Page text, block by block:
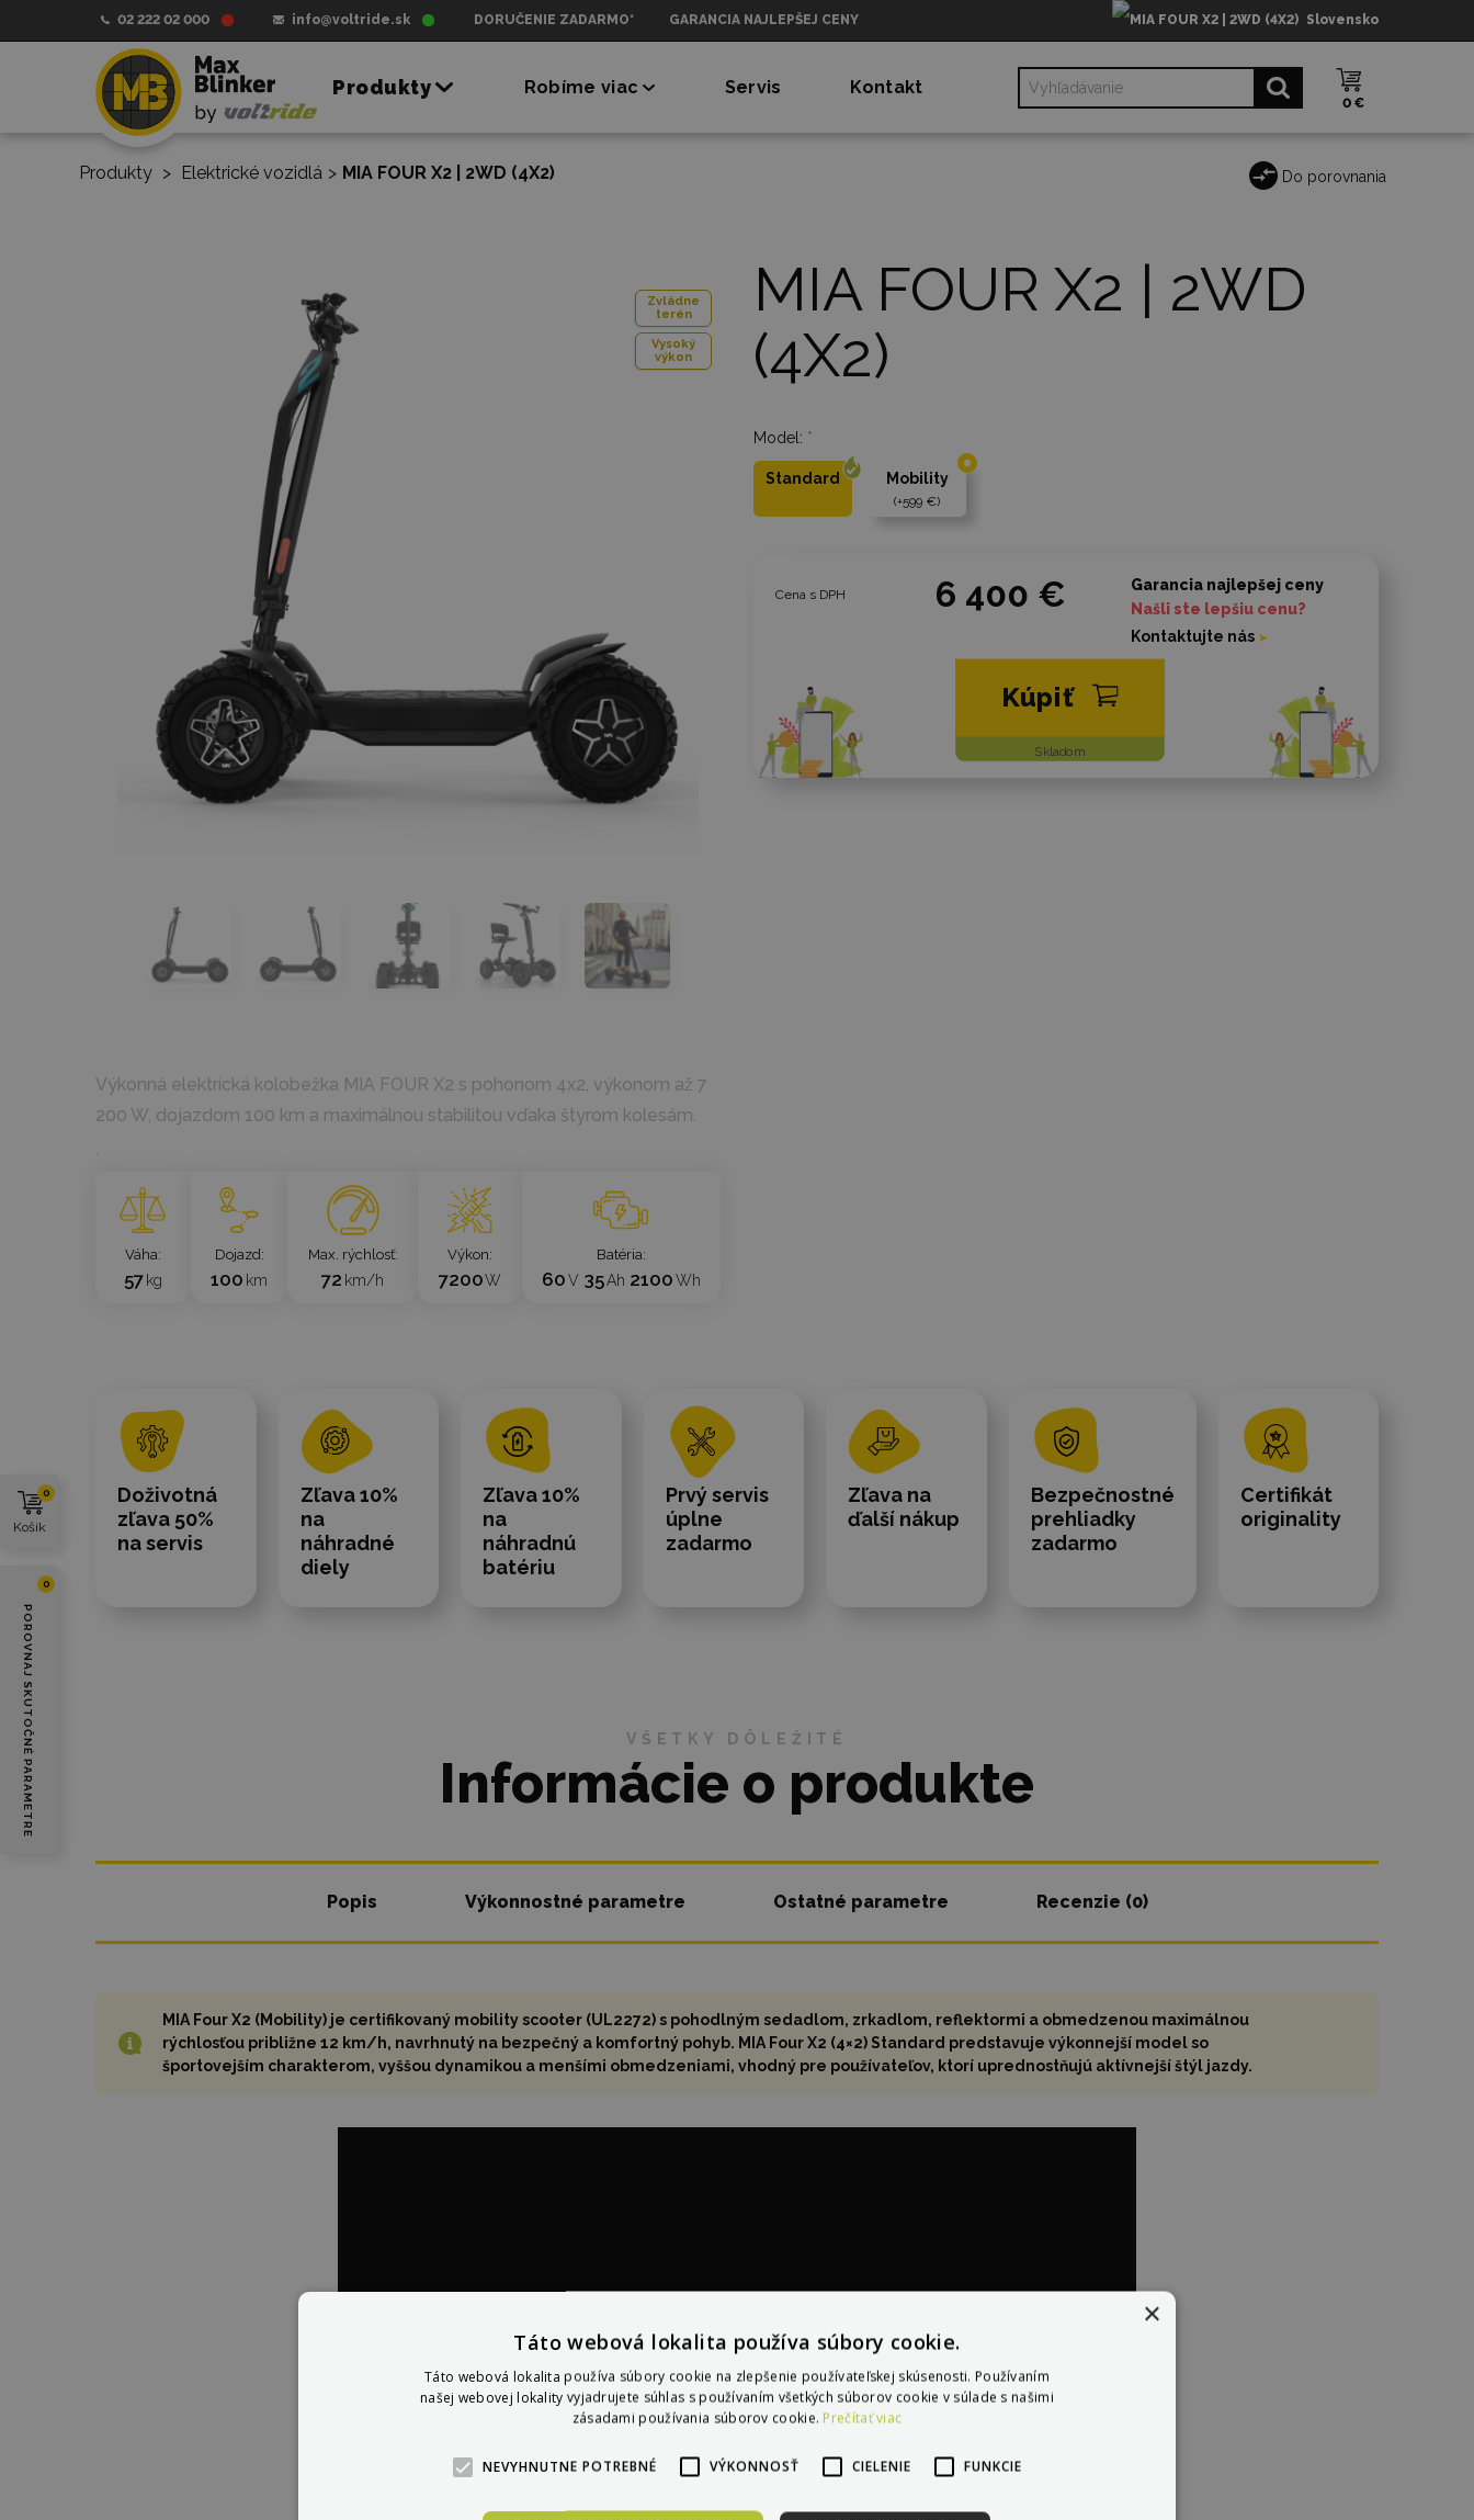
02 222 02 000 info@voltride.sk DORUČENIE ZADARMO* GARANCIA NAJLEPŠEJ CENY Slovensko
Produkty Robíme viac Servis Kontakt
0 €
Produkty > Elektrické vozidlá > MIA FOUR X2 | 2WD (4X2) Do porovnania
Zvládne
terén
Vysoký
výkon
Výkonná elektrická kolobežka MIA FOUR X2 s pohonom 4x2, výkonom až 7
200 W, dojazdom 100 km a maximálnou stabilitou vďaka štyrom kolesám.
`
Váha
57 kg
Dojazd
100 km
Max. rýchlosť
72 km/h
Výkon
7200W
Batéria
60V 35Ah 2100Wh
MIA FOUR X2 | 2WD
(4X2)
Model: *
Standard Mobility
+599 €
Cena s DPH 6 400 €
Skladom
Kúpiť
Garancia najlepšej ceny
Našli ste lepšiu cenu?
Kontaktujte nás
Doživotná
zľava 50%
na servis
Zľava 10%
na
náhradné
diely
Zľava 10%
na
náhradnú
batériu
Prvý servis
úplne
zadarmo
Zľava na
ďalší nákup
Bezpečnostné
prehliadky
zadarmo
Certifikát
originality
VŠETKY DÔLEŽITÉ
Informácie o produkte
Popis Výkonnostné parametre Ostatné parametre Recenzie (0)
MIA Four X2 (Mobility) je certifikovaný mobility scooter (UL2272) s pohodlným sedadlom, zrkadlom, reflektormi a obmedzenou maximálnou
rýchlosťou približne 12 km/h, navrhnutý na bezpečný a komfortný pohyb. MIA Four X2 (4×2) Standard predstavuje výkonnejší model so
športovejším charakterom, vyššou dynamikou a menšími obmedzeniami, vhodný pre používateľov, ktorí uprednostňujú aktívnejší štýl jazdy.
Košík
0
POROVNAJ SKUTOČNÉ PARAMETRE
0
×
Táto webová lokalita používa súbory cookie.
Táto webová lokalita používa súbory cookie na zlepšenie používateľskej skúsenosti. Používaním
našej webovej lokality vyjadrujete súhlas s používaním všetkých súborov cookie v súlade s našimi
zásadami používania súborov cookie. Prečítať viac
NEVYHNUTNE POTREBNÉ VÝKONNOSŤ CIELENIE FUNKCIE